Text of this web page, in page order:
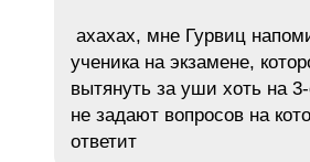
ахахах, мне Гурвиц
ученика на экзамене,
вытянуть за уши хоть на
не задают вопросов на
ответит